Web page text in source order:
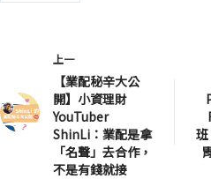
上一
【業配秘辛大公
開】小資理財
YouTuber
ShinLi：業配是拿
「名聲」去合作，
不是有錢就接